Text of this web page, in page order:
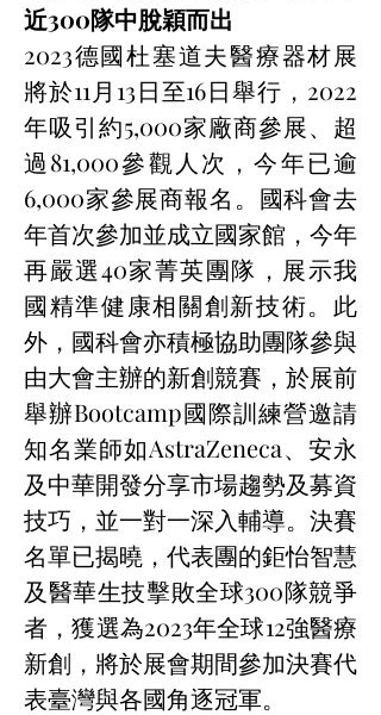
近300隊中脫穎而出
2023德國杜塞道夫醫療器材展
將於11月13日至16日舉行，2022
年吸引約5,000家廠商參展、超
過81,000參觀人次，今年已逾
6,000家參展商報名。國科會去
年首次參加並成立國家館，今年
再嚴選40家菁英團隊，展示我
國精準健康相關創新技術。此
外，國科會亦積極協助團隊參與
由大會主辦的新創競賽，於展前
舉辦Bootcamp國際訓練營邀請
知名業師如AstraZeneca、安永
及中華開發分享市場趨勢及募資
技巧，並一對一深入輔導。決賽
名單已揭曉，代表團的鉅怡智慧
及醫華生技擊敗全球300隊競爭
者，獲選為2023年全球12強醫療
新創，將於展會期間參加決賽代
表臺灣與各國角逐冠軍。